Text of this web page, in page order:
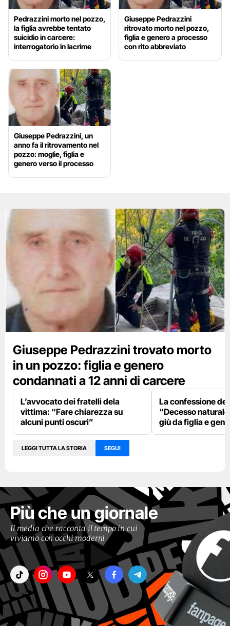
Pedrazzini morto nel pozzo,
la figlia avrebbe tentato
suicidio in carcere:
interrogatorio in lacrime
Giuseppe Pedrazzini
ritrovato morto nel pozzo,
figlia e genero a processo
con rito abbreviato
Giuseppe Pedrazzini, un
anno fa il ritrovamento nel
pozzo: moglie, figlia e
genero verso il processo
Giuseppe Pedrazzini trovato morto
in un pozzo: figlia e genero
condannati a 12 anni di carcere
L’avvocato dei fratelli dela
vittima: “Fare chiarezza su
alcuni punti oscuri”
La confessione
“Decesso
giù da figlia e
LEGGI TUTTA LA STORIA SEGUI
Più che un giornale
Il media che racconta il tempo in cui
viviamo con occhi moderni